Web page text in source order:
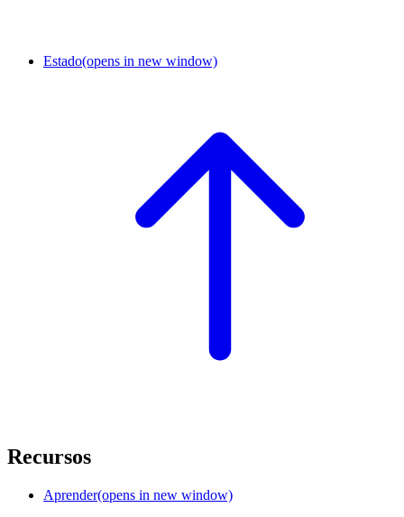
Estado(opens in new window)
Recursos
Aprender(opens in new window)